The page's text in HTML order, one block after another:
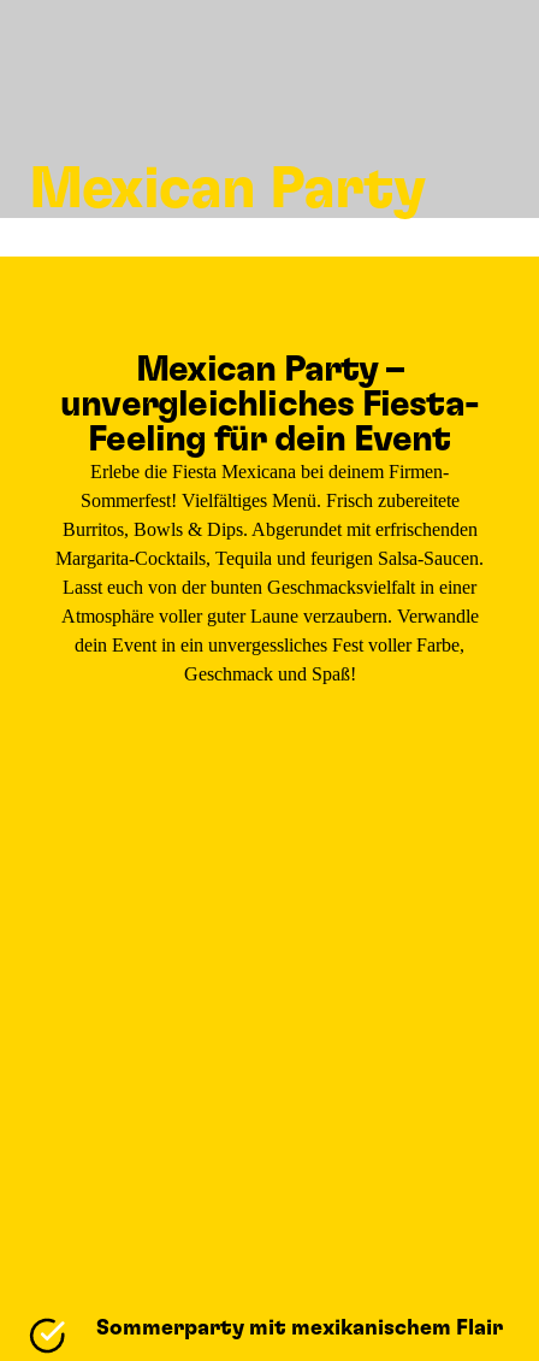
Mexican Party
Mexican Party –
unvergleichliches Fiesta-
Feeling für dein Event
Erlebe die Fiesta Mexicana bei deinem Firmen-
Sommerfest! Vielfältiges Menü. Frisch zubereitete
Burritos, Bowls & Dips. Abgerundet mit erfrischenden
Margarita-Cocktails, Tequila und feurigen Salsa-Saucen.
Lasst euch von der bunten Geschmacksvielfalt in einer
Atmosphäre voller guter Laune verzaubern. Verwandle
dein Event in ein unvergessliches Fest voller Farbe,
Geschmack und Spaß!
Sommerparty mit mexikanischem Flair